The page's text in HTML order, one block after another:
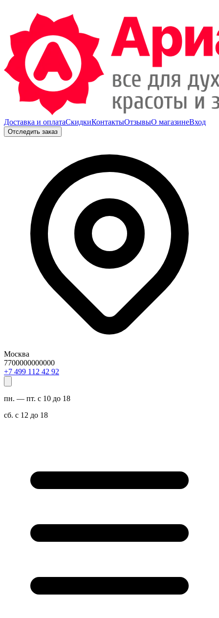
Доставка и оплатаСкидкиКонтактыОтзывыО магазинеВход
Отследить заказ
Москва
7700000000000
29 24 211 994 7+
пн. — пт. с 10 до 18
сб. с 12 до 18